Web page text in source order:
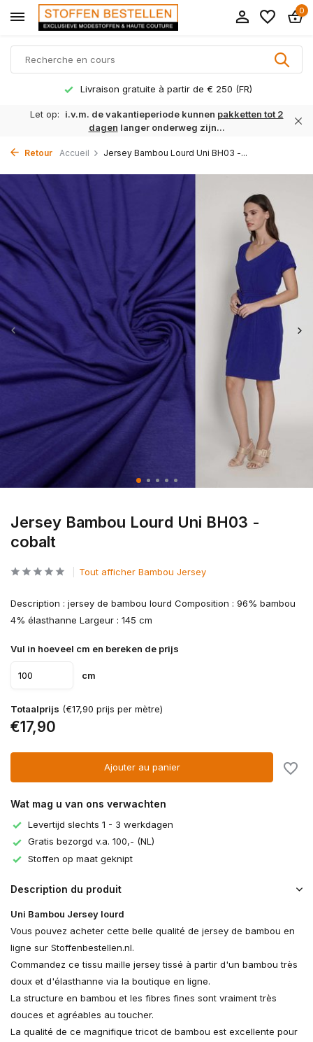
0
Livraison gratuite à partir de € 250 (FR)
Let op: i.v.m. de vakantieperiode kunnen pakketten tot 2
dagen langer onderweg zijn...
Retour Accueil Jersey Bambou Lourd Uni BH03 -...
Jersey Bambou Lourd Uni BH03 -
cobalt
Tout afficher Bambou Jersey
Description : jersey de bambou lourd Composition : 96% bambou
4% élasthanne Largeur : 145 cm
Vul in hoeveel cm en bereken de prijs
cm
Totaalprijs (€17,90 prijs per mètre)
€17,90
Ajouter au panier
Wat mag u van ons verwachten
Levertijd slechts 1 - 3 werkdagen
Gratis bezorgd v.a. 100,- (NL)
Stoffen op maat geknipt
Description du produit
Uni Bambou Jersey lourd
Vous pouvez acheter cette belle qualité de jersey de bambou en
ligne sur Stoffenbestellen.nl.
Commandez ce tissu maille jersey tissé à partir d'un bambou très
doux et d'élasthanne via la boutique en ligne.
La structure en bambou et les fibres fines sont vraiment très
douces et agréables au toucher.
La qualité de ce magnifique tricot de bambou est excellente pour